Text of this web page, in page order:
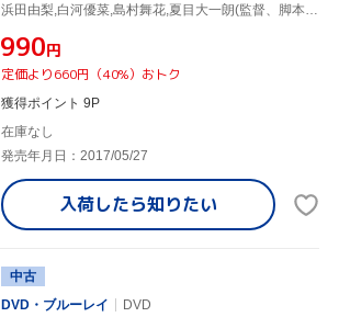
浜田由梨,白河優菜,島村舞花,夏目大一朗(監督、脚本),福谷孝宏(監督、脚本、プロデューサー)
¥990円
定価より660円（40%）おトク
獲得ポイント 9P
在庫なし
発売年月日：2017/05/27
入荷したら知りたい
中古
DVD・ブルーレイ
DVD